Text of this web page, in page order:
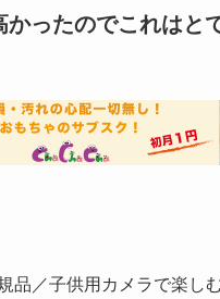
かったのでこれはと
／子供用カメラで楽し